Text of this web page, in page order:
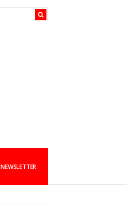
NEWSLETTER